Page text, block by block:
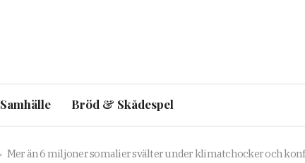
Samhälle Bröd & Skådespel
Mer än 6 miljoner somalier svälter under klimatchocker och